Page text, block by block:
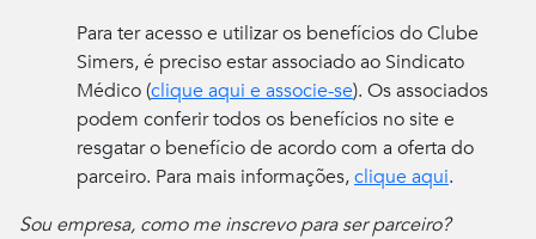
Para ter acesso e utilizar os benefícios do Clube
Simers, é preciso estar associado ao Sindicato
Médico (clique aqui e associe-se). Os associados
podem conferir todos os benefícios no site e
resgatar o benefício de acordo com a oferta do
parceiro. Para mais informações,clique aqui.
Sou empresa, como me inscrevo para ser parceiro?